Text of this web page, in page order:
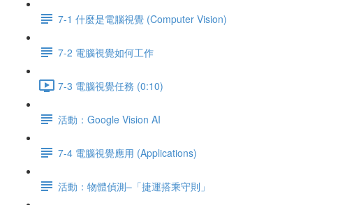
7-1 什麼是電腦視覺 (Computer Vision)
7-2 電腦視覺如何工作
7-3 電腦視覺任務 (0:10)
活動：Google Vision AI
7-4 電腦視覺應用 (Applications)
活動：物體偵測–「捷運搭乘守則」